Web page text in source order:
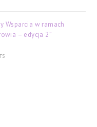
Wsparcia w ramach
– edycja 2”